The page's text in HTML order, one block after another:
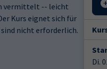
vermittelt -- leicht
Kurs eignet sich für
nicht erforderlich.
Di.